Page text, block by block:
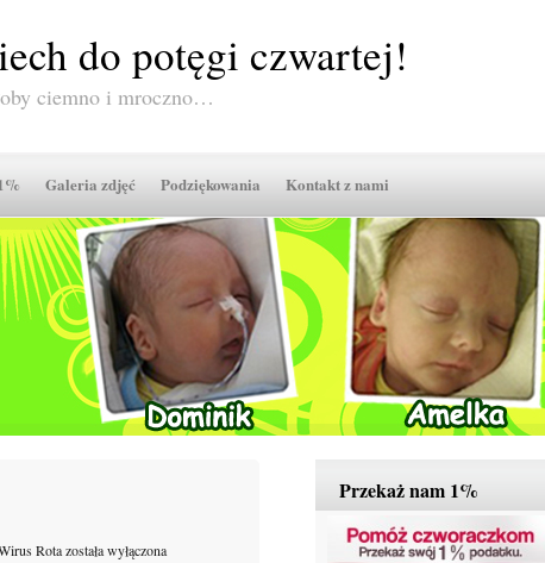
do potęgi czwartej!
ciemno i mroczno…
Galeria zdjęć Podziękowania Kontakt z nami
Rotazostała wyłączona
Przekaż nam 1%